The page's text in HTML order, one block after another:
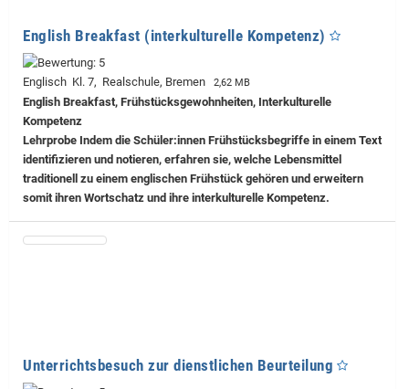
English Breakfast (interkulturelle Kompetenz)
Englisch Kl. 7, Realschule, Bremen 2,62 MB
English Breakfast, Frühstücksgewohnheiten, Interkulturelle
Kompetenz
Lehrprobe Indem die Schüler:innen Frühstücksbegriffe in einem Text
identifizieren und notieren, erfahren sie, welche Lebensmittel
traditionell zu einem englischen Frühstück gehören und erweitern
somit ihren Wortschatz und ihre interkulturelle Kompetenz.
Unterrichtsbesuch zur dienstlichen Beurteilung